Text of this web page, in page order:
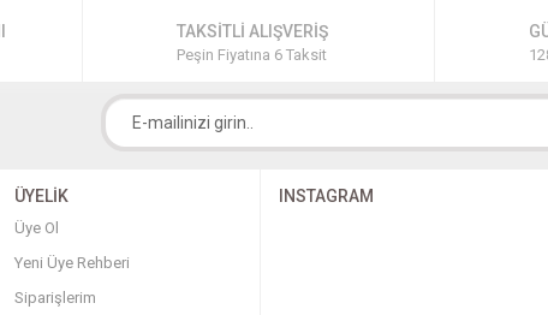
TAKSİTLİ ALIŞVERİŞ
Peşin Fiyatına 6 Taksit
ÜYELİK
Üye Ol
Yeni Üye Rehberi
Siparişlerim
INSTAGRAM